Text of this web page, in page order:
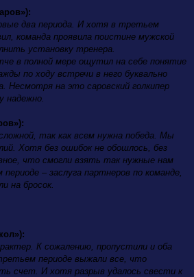
два периода. И хотя в третьем
команда проявила поистине мужской
установку тренера.
в полной мере ощутил на себе понятие
по ходу встречи в него буквально
Несмотря на это саровский голкипер
надежно.
так как всем нужна победа. Мы
Хотя без ошибок не обошлось, без
что смогли взять так нужные нам
– заслуга партнеров по команде,
на бросок.
К сожалению, пропустили и оба
периоде выжали все, что
счет. И хотя разрыв удалось свести к